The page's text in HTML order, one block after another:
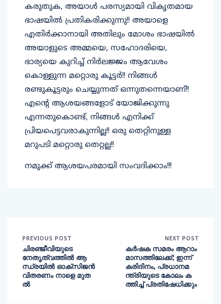
കരുതുക, അയാൾ പരസ്യമായി വികൃതമായ
ഭാഷയിൽ പ്രതികരിക്കുന്നു!! അയാളെ
എതിർക്കാനായി അതിലും മോശം ഭാഷയിൽ
അയാളുടെ അമ്മയെ, സഹോദരിയെ,
ഭാര്യയെ കുറിച്ച് നിർലജ്ജം ആവേശം
കൊള്ളുന്ന മറ്റൊരു കൂട്ടർ!! നിങ്ങൾ
രണ്ടുകൂട്ടരും ചെയ്യുന്നത് ഒന്നുതന്നെയാണ്!!
എന്റെ ആശയങ്ങളോട് യോജിക്കുന്നു
എന്നതുകൊണ്ട്, നിങ്ങൾ എനിക്ക്
പ്രിയപെട്ടവരാകുന്നില്ല!! ഒരു തെറ്റിനുള്ള
മറുപടി മറ്റൊരു തെറ്റല്ല!!
നമുക്ക് ആശയപരമായി സംവദിക്കാം!!!
PREVIOUS POST
ചിരഞ്ജീവിയുടെ
നേതൃത്വത്തില്‍ ആ
ന്ധ്രയില്‍ ഓക്സിജൻ
വിതരണം നാളെ മുത
ൽ
NEXT POST
കർഷക സമരം ആറാം
മാസത്തിലേക്ക്; ഇന്ന്
കരിദിനം, പ്രധാനമ
ന്ത്രിയുടെ കോലം ക
ത്തിച്ച് പ്രതിഷേധിക്കും